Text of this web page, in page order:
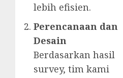
lebih efisien.
Perencanaan dan
Desain
Berdasarkan hasil
survey, tim kami